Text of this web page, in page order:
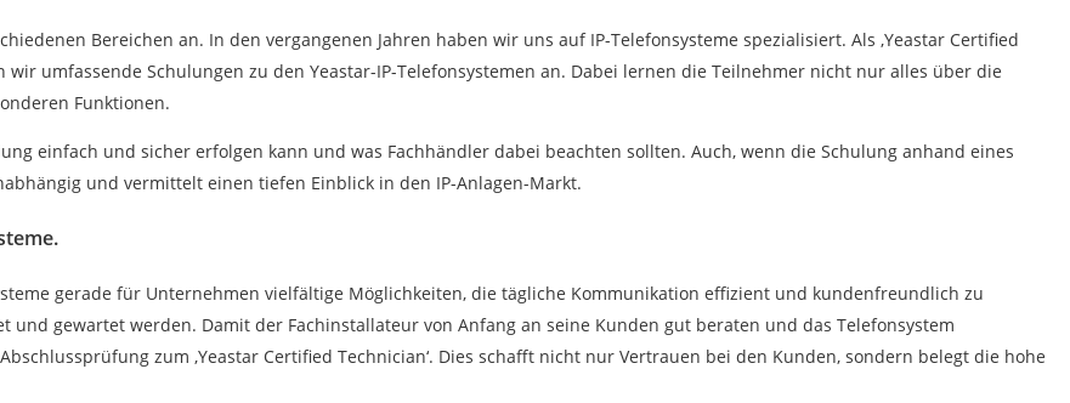
Bereichen an. In den vergangenen Jahren haben wir uns auf IP-Telefonsysteme spezialisiert. Als ‚Yeastar Certified
umfassende Schulungen zu den Yeastar-IP-Telefonsystemen an. Dabei lernen die Teilnehmer nicht nur alles über die
Funktionen.
einfach und sicher erfolgen kann und was Fachhändler dabei beachten sollten. Auch, wenn die Schulung anhand eines
und vermittelt einen tiefen Einblick in den IP-Anlagen-Markt.
gerade für Unternehmen vielfältige Möglichkeiten, die tägliche Kommunikation effizient und kundenfreundlich zu
und gewartet werden. Damit der Fachinstallateur von Anfang an seine Kunden gut beraten und das Telefonsystem
zum ‚Yeastar Certified Technician‘. Dies schafft nicht nur Vertrauen bei den Kunden, sondern belegt die hohe